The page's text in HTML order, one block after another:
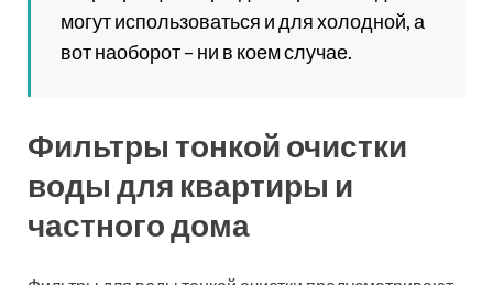
Также можно купить фильтр тонкой очистки воды,
которые работают под ультрафиолетовым
загрязненной водопроводной воды очищенную,
пригодную для питья, а также приготовления еды.
Смягчающие фильтры для
воды в квартиру или
частный дом